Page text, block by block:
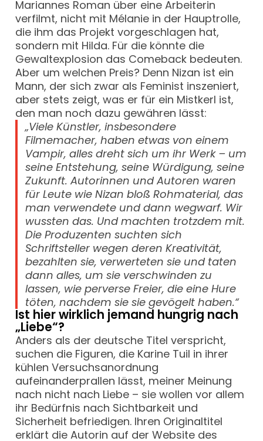
Mariannes Roman über eine Arbeiterin
verfilmt, nicht mit Mélanie in der Hauptrolle,
die ihm das Projekt vorgeschlagen hat,
sondern mit Hilda. Für die könnte die
Gewaltexplosion das Comeback bedeuten.
Aber um welchen Preis? Denn Nizan ist ein
Mann, der sich zwar als Feminist inszeniert,
aber stets zeigt, was er für ein Mistkerl ist,
den man noch dazu gewähren lässt:
„Viele Künstler, insbesondere
Filmemacher, haben etwas von einem
Vampir, alles dreht sich um ihr Werk – um
seine Entstehung, seine Würdigung, seine
Zukunft. Autorinnen und Autoren waren
für Leute wie Nizan bloß Rohmaterial, das
man verwendete und dann wegwarf. Wir
wussten das. Und machten trotzdem mit.
Die Produzenten suchten sich
Schriftsteller wegen deren Kreativität,
bezahlten sie, verwerteten sie und taten
dann alles, um sie verschwinden zu
lassen, wie perverse Freier, die eine Hure
töten, nachdem sie sie gevögelt haben.“
Ist hier wirklich jemand hungrig nach
„Liebe“?
Anders als der deutsche Titel verspricht,
suchen die Figuren, die Karine Tuil in ihrer
kühlen Versuchsanordnung
aufeinanderprallen lässt, meiner Meinung
nach nicht nach Liebe – sie wollen vor allem
ihr Bedürfnis nach Sichtbarkeit und
Sicherheit befriedigen. Ihren Originaltitel
erklärt die Autorin auf der Website des